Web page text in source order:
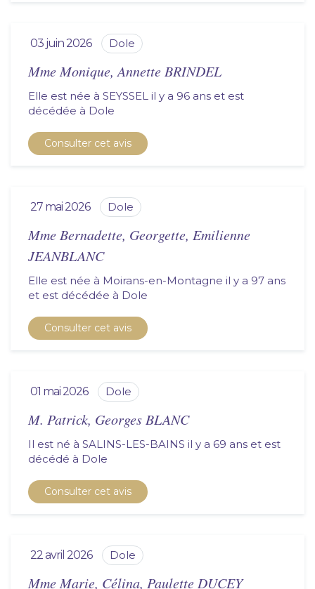
03 juin 2026 dole
Mme Monique, Annette BRINDEL
Elle est née à SEYSSEL il y a 96 ans et est
décédée à
dole
Consulter cet avis
27 mai 2026 dole
Mme Bernadette, Georgette, Emilienne
JEANBLANC
Elle est née à Moirans-en-Montagne il y a 97 ans
et est décédée à
dole
Consulter cet avis
01 mai 2026 dole
M. Patrick, Georges BLANC
Il est né à SALINS-LES-BAINS il y a 69 ans et est
décédé à
dole
Consulter cet avis
22 avril 2026 dole
Mme Marie, Célina, Paulette DUCEY